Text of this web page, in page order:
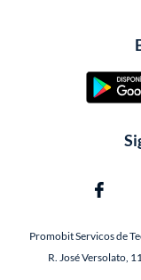
Promobit Servicos de
R. José Versolato,